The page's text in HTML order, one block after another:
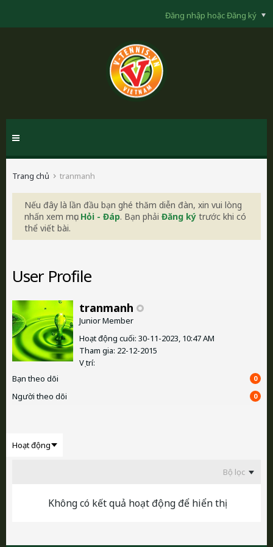
Đăng nhập hoặc Đăng ký
Trang chủ tranmanh
Nếu đây là lần đầu bạn ghé thăm diễn đàn, xin vui lòng
nhấn xem mục Hỏi - Đáp. Bạn phải Đăng ký trước khi có
thể viết bài.
User Profile
tranmanh
Junior Member
Hoạt động cuối: 30-11-2023, 10:47 AM
Tham gia: 22-12-2015
Vị trí:
Bạn theo dõi
0
Người theo dõi 0
Bộ lọc
Không có kết quả hoạt động để hiển thị